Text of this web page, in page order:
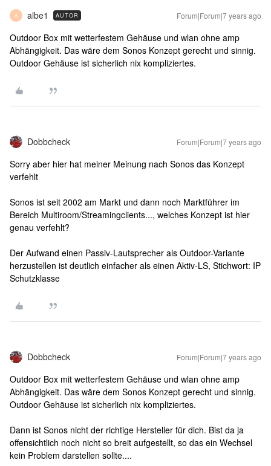
A albe1 AUTOR Forum|Forum|7 years ago
Outdoor Box mit wetterfestem Gehäuse und wlan ohne amp
Abhängigkeit. Das wäre dem Sonos Konzept gerecht und sinnig.
Outdoor Gehäuse ist sicherlich nix kompliziertes.
Dobbcheck Forum|Forum|7 years ago
Sorry aber hier hat meiner Meinung nach Sonos das Konzept
verfehlt
Sonos ist seit 2002 am Markt und dann noch Marktführer im
Bereich Multiroom/Streamingclients..., welches Konzept ist hier
genau verfehlt?
Der Aufwand einen Passiv-Lautsprecher als Outdoor-Variante
herzustellen ist deutlich einfacher als einen Aktiv-LS, Stichwort: IP
Schutzklasse
Dobbcheck Forum|Forum|7 years ago
Outdoor Box mit wetterfestem Gehäuse und wlan ohne amp
Abhängigkeit. Das wäre dem Sonos Konzept gerecht und sinnig.
Outdoor Gehäuse ist sicherlich nix kompliziertes.
Dann ist Sonos nicht der richtige Hersteller für dich. Bist da ja
offensichtlich noch nicht so breit aufgestellt, so das ein Wechsel
kein Problem darstellen sollte....